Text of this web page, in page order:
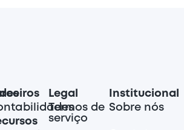
Legal
Termos de
serviço
Institucional
Sobre nós